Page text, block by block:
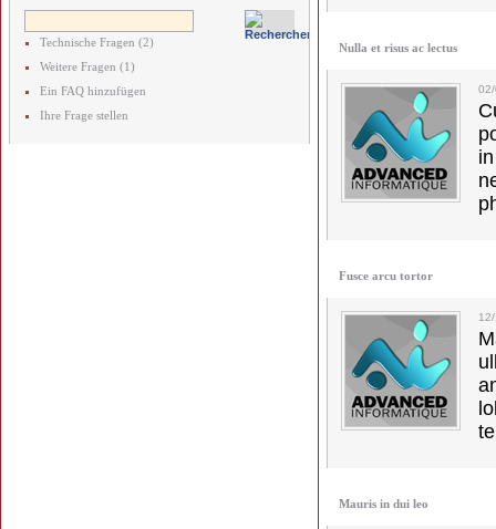
Technische Fragen (2)
Weitere Fragen (1)
Ein FAQ hinzufügen
Ihre Frage stellen
Nulla et risus ac lectus
Fusce arcu tortor
Mauris in dui leo